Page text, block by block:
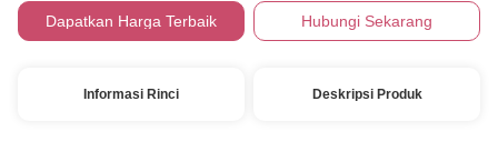
Dapatkan Harga Terbaik Hubungi Sekarang
Informasi Rinci Deskripsi Produk